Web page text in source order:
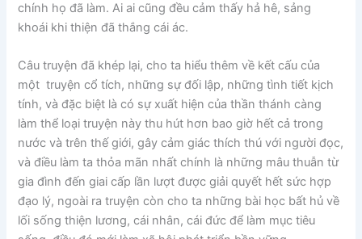
chính họ đã làm. Ai ai cũng đều cảm thấy hả hê, sảng
khoái khi thiện đã thắng cái ác.
Câu truyện đã khép lại, cho ta hiểu thêm về kết cấu của
một truyện cổ tích, những sự đối lập, những tình tiết kịch
tính, và đặc biệt là có sự xuất hiện của thần thánh càng
làm thể loại truyện này thu hút hơn bao giờ hết cả trong
nước và trên thế giới, gây cảm giác thích thú với người đọc,
và điều làm ta thỏa mãn nhất chính là những mâu thuẫn từ
gia đình đến giai cấp lần lượt được giải quyết hết sức hợp
đạo lý, ngoài ra truyện còn cho ta những bài học bất hủ về
lối sống thiện lương, cái nhân, cái đức để làm mục tiêu